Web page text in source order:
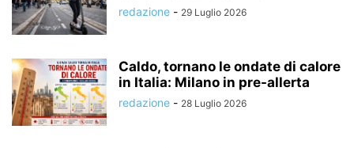
redazione - 29 Luglio 2026
Caldo, tornano le ondate di calore
in Italia: Milano in pre-allerta
redazione - 28 Luglio 2026